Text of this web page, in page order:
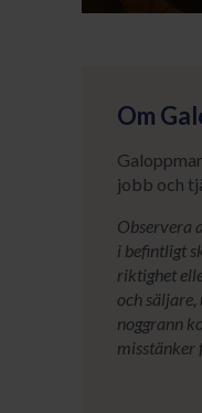
Om
jobb och
Observera
i befintligt
riktighet
och
noggrann
misstänker